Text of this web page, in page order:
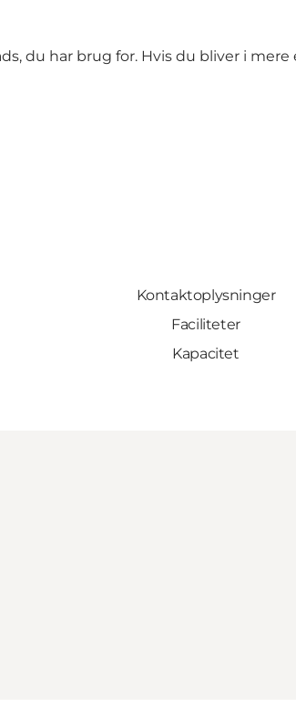
du har brug for. Hvis du bliver i
Kontaktoplysninger
Faciliteter
Kapacitet